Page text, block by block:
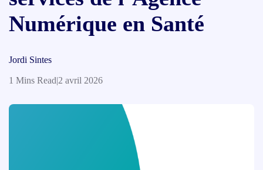
Numérique en Santé
Jordi Sintes
1 Mins Read|2 avril 2026